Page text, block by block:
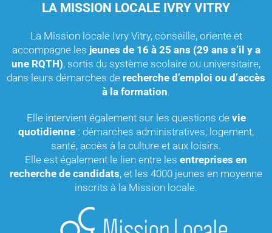
LA MISSION LOCALE IVRY VITRY
La Mission locale Ivry Vitry, conseille, oriente et
accompagne les jeunes de 16 à 25 ans (29 ans s’il y a
une RQTH), sortis du système scolaire ou universitaire,
dans leurs démarches de recherche d’emploi ou d’accès
à la formation.
Elle intervient également sur les questions de vie
quotidienne : démarches administratives, logement,
santé, accès à la culture et aux loisirs.
Elle est également le lien entre les entreprises en
recherche de candidats, et les 4000 jeunes en moyenne
inscrits à la Mission locale.